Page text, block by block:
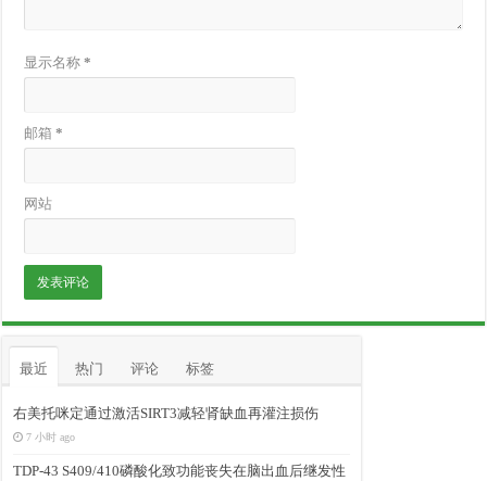
显示名称*
邮箱*
网站
最近 热门 评论 标签
右美托咪定通过激活SIRT3减轻肾缺血再灌注损伤
7 小时 ago
TDP-43 S409/410磷酸化致功能丧失在脑出血后继发性